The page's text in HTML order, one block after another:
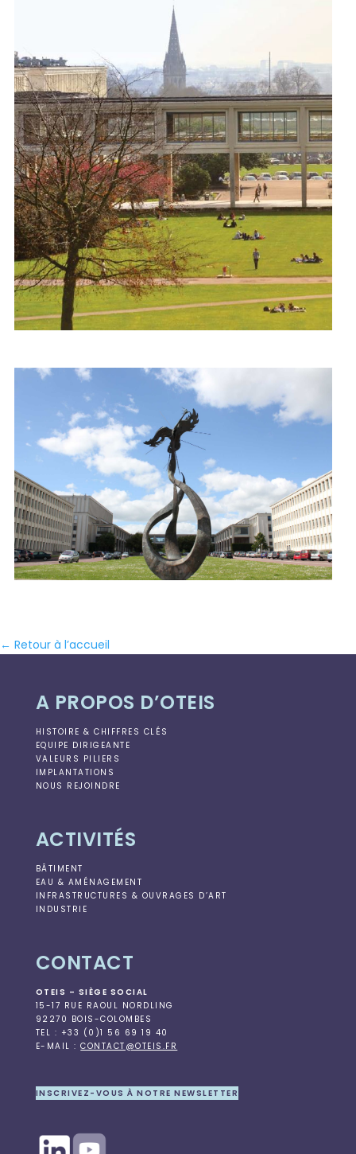
← Retour à l’accueil
A PROPOS D’OTEIS
HISTOIRE & CHIFFRES CLÉS
EQUIPE DIRIGEANTE
VALEURS PILIERS
IMPLANTATIONS
NOUS REJOINDRE
ACTIVITÉS
BÂTIMENT
EAU & AMÉNAGEMENT
INFRASTRUCTURES & OUVRAGES D’ART
INDUSTRIE
CONTACT
OTEIS – SIÈGE SOCIAL
15-17 RUE RAOUL NORDLING
92270 BOIS-COLOMBES
TEL : +33 (0)1 56 69 19 40
E-MAIL :CONTACT@OTEIS.FR
INSCRIVEZ-VOUS À NOTRE NEWSLETTER